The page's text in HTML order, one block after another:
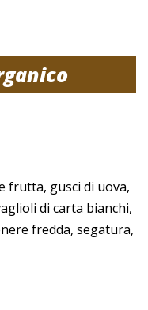
frutta, gusci di uova,
di carta bianchi,
fredda, segatura,